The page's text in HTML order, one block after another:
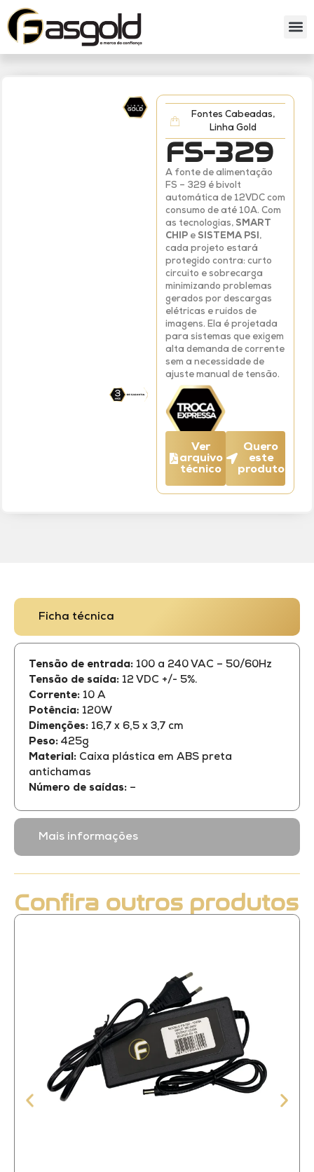
Fontes Cabeadas,
Linha Gold
FS-329
A fonte de alimentação
FS – 329 é bivolt
automática de 12VDC com
consumo de até 10A. Com
as tecnologias, SMART
CHIPe SISTEMA PSI ,
cada projeto estará
protegido contra: curto
circuito e sobrecarga
minimizando problemas
gerados por descargas
elétricas e ruídos de
imagens. Ela é projetada
para sistemas que exigem
alta demanda de corrente
sem a necessidade de
ajuste manual de tensão.
Ver
arquivo
técnico
Quero
este
produto
Ficha técnica
Mais informações
Tensão de entrada: 100 a 240 VAC – 50/60Hz
Tensão de saída: 12 VDC +/- 5%.
Corrente: 10 A
Potência: 120W
Dimenções: 16,7 x 6,5 x 3,7 cm
Peso: 425g
Material: Caixa plástica em ABS preta
antichamas
Número de saídas: –
Confira outros produtos